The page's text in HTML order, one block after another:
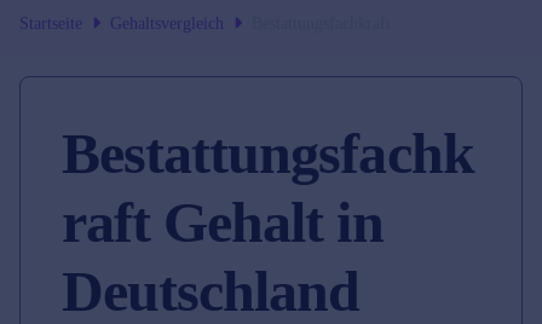
Startseite Gehaltsvergleich
Bestattungsfachk
raft Gehalt in
Deutschland